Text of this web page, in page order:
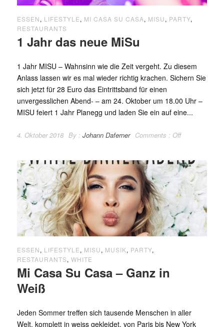
ESSEN, LIFESTYLE, MI CASA SU CASA, MISU, PARTY,
RESTAURANTS
1 Jahr das neue MiSu
1 Jahr MISU – Wahnsinn wie die Zeit vergeht. Zu diesem
Anlass lassen wir es mal wieder richtig krachen. Sichern Sie
sich jetzt für 28 Euro das Eintrittsband für einen
unvergesslichen Abend- – am 24. Oktober um 18.00 Uhr –
MISU feiert 1 Jahr Planegg und laden Sie ein auf eine...
4. Oktober 2018 By : Johann Daferner Comments : Off
ESSEN, LIFESTYLE, MISU, MUSIK, PARTY,
RESTAURANTS, WHITE
Mi Casa Su Casa – Ganz in
Weiß
Jeden Sommer treffen sich tausende Menschen in aller
Welt, komplett in weiss gekleidet, von Paris bis New York